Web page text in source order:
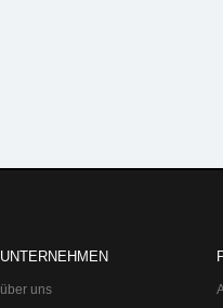
UNTERNEHMEN
über uns